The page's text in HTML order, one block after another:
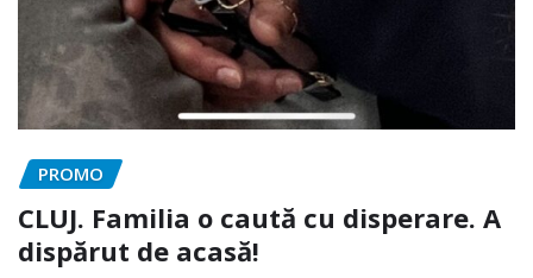
PROMO
CLUJ. Familia o caută cu disperare. A
dispărut de acasă!